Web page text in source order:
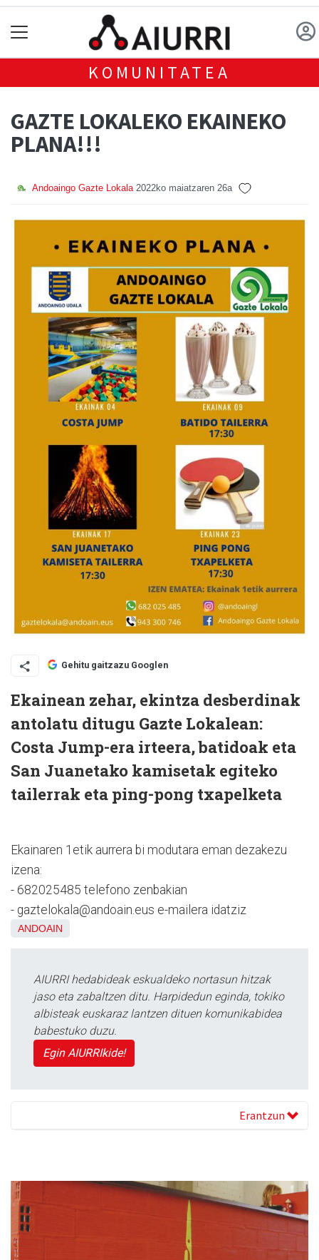
KOMUNITATEA
GAZTE LOKALEKO EKAINEKO
PLANA!!!
Andoaingo Gazte Lokala 2022ko maiatzaren 26a
Gehitu gaitzazu Googlen
Ekainean zehar, ekintza desberdinak
antolatu ditugu Gazte Lokalean:
Costa Jump-era irteera, batidoak eta
San Juanetako kamisetak egiteko
tailerrak eta ping-pong txapelketa
Ekainaren 1etik aurrera bi modutara eman dezakezu
izena:
- 682025485 telefono zenbakian
- gaztelokala@andoain.eus e-mailera idatziz
ANDOAIN
AIURRI hedabideak eskualdeko nortasun hitzak
jaso eta zabaltzen ditu. Harpidedun eginda, tokiko
albisteak euskaraz lantzen dituen komunikabidea
babestuko duzu.
Egin AIURRIkide!
Erantzun